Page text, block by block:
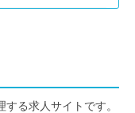
る求人サイトです。